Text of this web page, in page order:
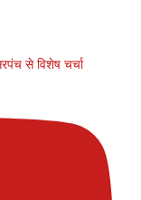
से विशेष चर्चा